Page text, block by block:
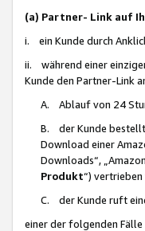
(a) Partner- Link auf
i. ein Kunde durch
ii. während einer
Kunde den Partner-Link
A. Ablauf von 24
B. der Kunde bestellt
Download einer
Downloads“,
Produkt“)
C. der Kunde ruft
einer der folgenden